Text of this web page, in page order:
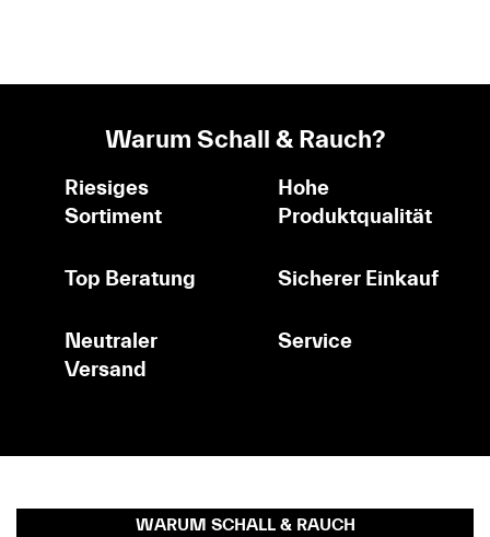
Warum Schall & Rauch?
Riesiges
Sortiment
Hohe
Produktqualität
Top Beratung Sicherer Einkauf
Neutraler
Versand
Service
WARUM SCHALL & RAUCH